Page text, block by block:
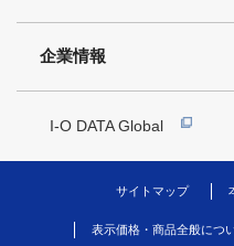
企業情報
I-O DATA Global
サイトマップ
表示価格・商品全般につ